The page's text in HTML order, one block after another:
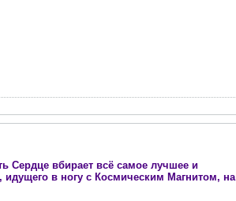
Сердце вбирает всё самое лучшее и
в ногу с Космическим Магнитом, на